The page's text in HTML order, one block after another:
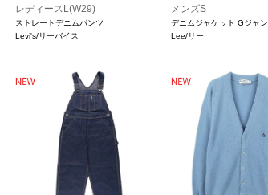
レディースL(W29)
ストレートデニムパンツ
Levi's/リーバイス
メンズS
デニムジャケット Gジャン
Lee/リー